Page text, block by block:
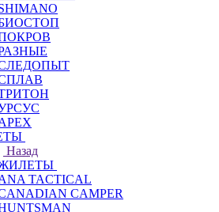
Назад
TACTICAL
CAMPER